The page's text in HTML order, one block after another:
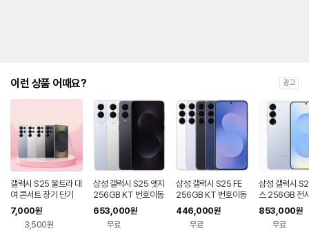
는
대
략
인
을
안
내
를
나
타
이런 상품 어때요? 광고
갤럭시 S25 울트라 대
여 콘서트 장기 단기
7,000원
3,500원
삼성 갤럭시 S25 엣지
256GB KT 번호이동
완납 80요금제
653,000원
무료
삼성 갤럭시 S25 FE
256GB KT 번호이동
공시지원 완납
446,000원
무료
삼성 갤럭시
스 256GB 전
번호이동 완납
제
853,000원
무료